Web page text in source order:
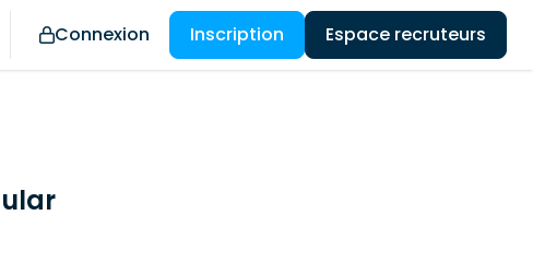
Connexion Inscription Espace recruteurs